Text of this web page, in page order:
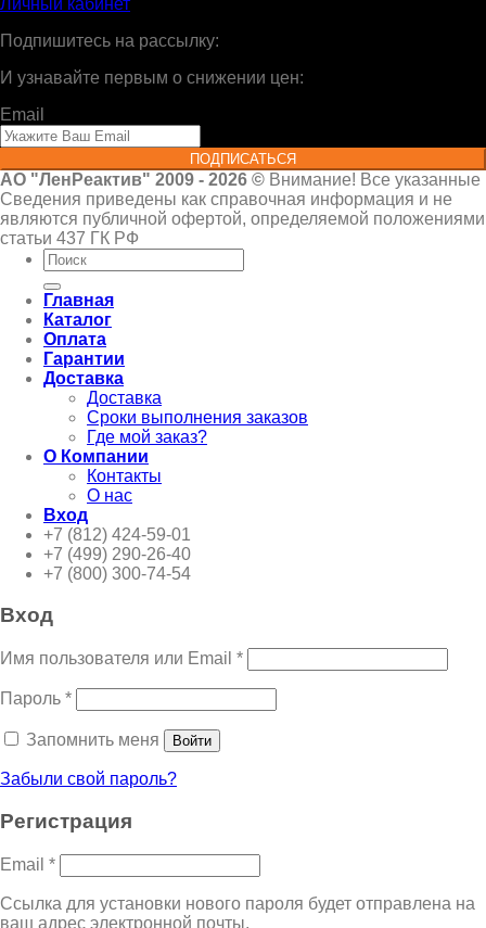
Подпишитесь на рассылку:
И узнавайте первым о снижении цен:
Email
ПОДПИСАТЬСЯ
АО "ЛенРеактив" 2009 - 2026 © Внимание! Все указанные
Сведения приведены как справочная информация и не
являются публичной офертой, определяемой положениями
статьи 437 ГК РФ
Искать:
Главная
Каталог
Оплата
Гарантии
Доставка
Доставка
Сроки выполнения заказов
Где мой заказ?
О Компании
Контакты
О нас
Вход
+7 (812) 424-59-01
+7 (499) 290-26-40
+7 (800) 300-74-54
Вход
Имя пользователя или Email *
Пароль *
Запомнить меня Войти
Забыли свой пароль?
Регистрация
Email *
Ссылка для установки нового пароля будет отправлена ​​на
ваш адрес электронной почты.